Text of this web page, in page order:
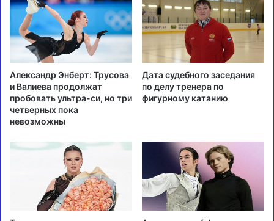
Александр Энберт: Трусова
и Валиева продолжат
пробовать ультра-си, но три
четверных пока
невозможны
Дата судебного заседания
по делу тренера по
фигурному катанию